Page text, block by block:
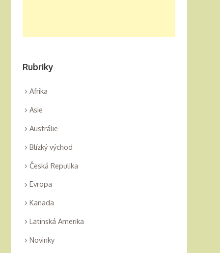
Rubriky
Afrika
Asie
Austrálie
Blízký východ
Česká Repulika
Evropa
Kanada
Latinská Amerika
Novinky